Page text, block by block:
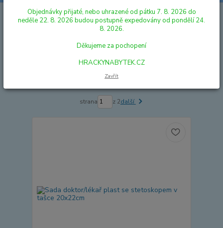
KOSTÝMY A PÁRTY PRO DĚTI PROFESE
Nejlevnější Nejdražší
strana z 2další
Objednávky přijaté, nebo uhrazené od pátku 7. 8. 2026 do
neděle 22. 8. 2026 budou postupně expedovány od pondělí 24.
8. 2026.
Děkujeme za pochopení
HRACKYNABYTEK.CZ
Zavřít